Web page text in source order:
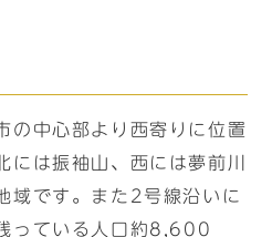
の中心部より西寄りに位置
には振袖山、西には夢前川
域です。また2号線沿いに
っている人口約8,600